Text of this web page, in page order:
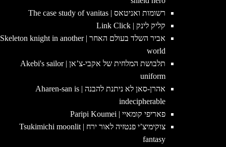
רשומות ואניטאס | The case study of vanitas
קליק לינק | Link Click
אביר השלד בעולם האחר | Skeleton knight in another
world
תלבושת המלחית של אקבי-צ’אן | Akebi's sailor
uniform
אהרן-סאן לא ניתנת להבנה | Aharen-san is
indecipherable
פאריפי קומאיי | Paripi Koumei
צוקימיצ’י פנטזיה לאור ירח | Tsukimichi moonlit
fantasy